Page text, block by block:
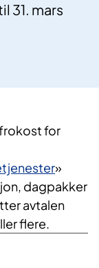
31. mars
for
»
dagpakker
avtalen
flere.